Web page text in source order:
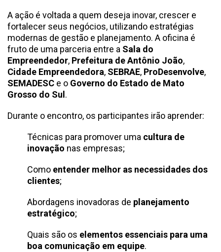
A ação é voltada a quem deseja inovar, crescer e
fortalecer seus negócios, utilizando estratégias
modernas de gestão e planejamento. A oficina é
fruto de uma parceria entre a Sala do
Empreendedor, Prefeitura de Antônio João,
Cidade Empreendedora, SEBRAE, ProDesenvolve,
SEMADESC e o Governo do Estado de Mato
Grosso do Sul .
Durante o encontro, os participantes irão aprender:
Técnicas para promover uma cultura de
inovação nas empresas;
Como entender melhor as necessidades dos
clientes;
Abordagens inovadoras de planejamento
estratégico;
Quais são os elementos essenciais para uma
boa comunicação em equipe.